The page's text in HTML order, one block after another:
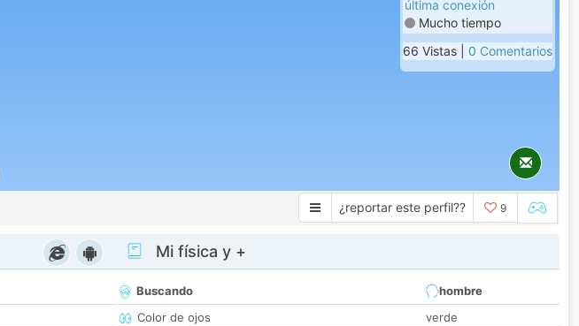
última conexión
Mucho tiempo
66 Vistas | 0 Comentarios
¿reportar este perfil?? 9
Mi física y +
Buscando
hombre
Color de ojos
verde